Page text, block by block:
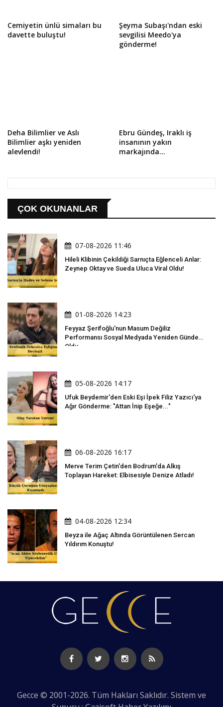
Cemiyetin ünlü simaları bu
davette buluştu!
Şeyma Subaşı'ndan eski
sevgilisi Meedo'ya
gönderme!
Deha Bilimlier ve Aslı
Bilimlier aşkı yeniden
alevlendi!
Ebru Gündeş, Iraklı iş
insanının yakın
markajında...
ÇOK OKUNANLAR
07-08-2026 11:46
Hileli Klibinin Çekildiği Sarnıçta Eğlenceli Anlar:
Zeynep Oktay ve Sueda Uluca Viral Oldu!
01-08-2026 14:23
Feyyaz Şerifoğlu'nun Masum Değiliz
Performansı Sosyal Medyada Yeniden Gündem
Oldu
05-08-2026 14:17
Ufuk Beydemir'den Eski Eşi İpek Filiz Yazıcı'ya
Ağır Gönderme: "Attan İnip Eşeğe..."
06-08-2026 16:17
Merve Terim Çetin'den Bodrum'da Alkış
Toplayan Hareket: Elbisesiyle Denize Atladı!
04-08-2026 12:34
Beyza ile Ağaç Altında Görüntülenen Sercan
Yıldırım Konuştu!
Gecce © 2001-2026. Tüm Hakları Saklıdır. Sistem ve